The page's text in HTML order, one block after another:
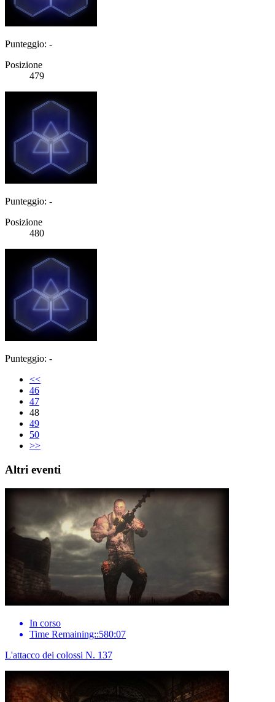
Punteggio: -
Posizione
479
Punteggio: -
Posizione
480
Punteggio: -
<<
46
47
48
49
50
>>
Altri eventi
In corso
Time Remaining::580:07
L'attacco dei colossi N. 137